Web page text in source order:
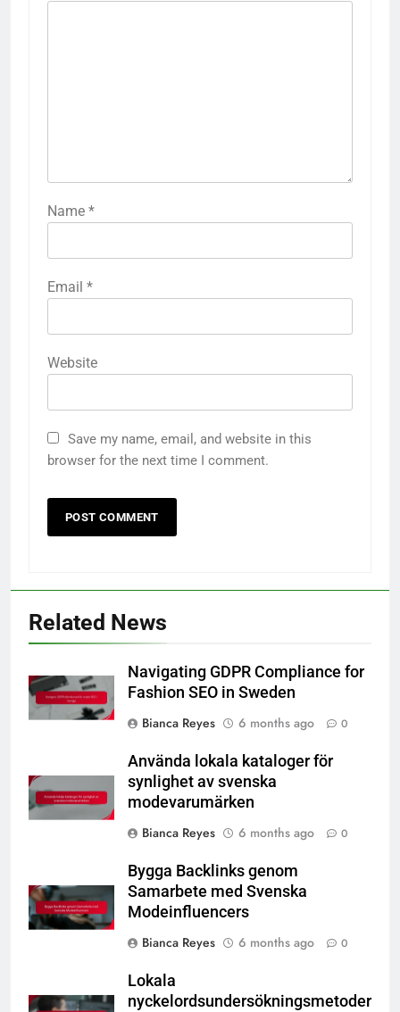
Name *
Email *
Website
Save my name, email, and website in this
browser for the next time I comment.
Related News
Navigating GDPR Compliance for
Fashion SEO in Sweden
Bianca Reyes
6 months ago 0
Använda lokala kataloger för
synlighet av svenska
modevarumärken
Bianca Reyes
6 months ago 0
Bygga Backlinks genom
Samarbete med Svenska
Modeinfluencers
Bianca Reyes
6 months ago 0
Lokala
nyckelordsundersökningsmetoder